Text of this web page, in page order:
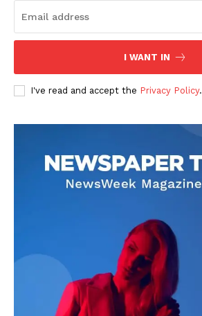
AIN NEWS 1
Contact Us
Privacy Policy
I WANT IN
I've read and accept the Privacy Policy.